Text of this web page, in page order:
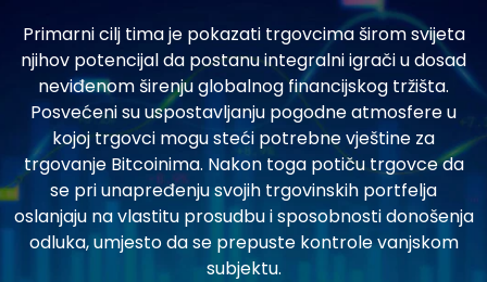
Primarni cilj tima je pokazati trgovcima širom svijeta
njihov potencijal da postanu integralni igrači u dosad
neviđenom širenju globalnog financijskog tržišta.
Posvećeni su uspostavljanju pogodne atmosfere u
kojoj trgovci mogu steći potrebne vještine za
trgovanje Bitcoinima. Nakon toga potiču trgovce da
se pri unapređenju svojih trgovinskih portfelja
oslanjaju na vlastitu prosudbu i sposobnosti donošenja
odluka, umjesto da se prepuste kontrole vanjskom
subjektu.